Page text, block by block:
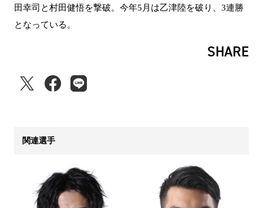
田幸司と村田健悟を撃破。今年5月は乙津陸を破り、3連勝
となっている。
SHARE
関連選手